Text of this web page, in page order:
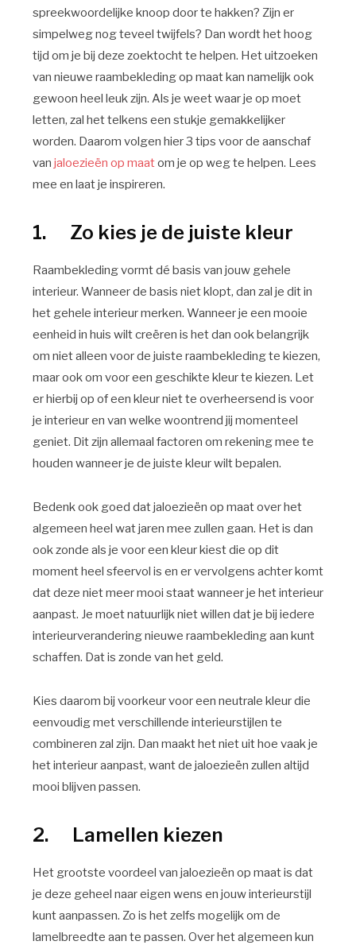
spreekwoordelijke knoop door te hakken? Zijn er
simpelweg nog teveel twijfels? Dan wordt het hoog
tijd om je bij deze zoektocht te helpen. Het uitzoeken
van nieuwe raambekleding op maat kan namelijk ook
gewoon heel leuk zijn. Als je weet waar je op moet
letten, zal het telkens een stukje gemakkelijker
worden. Daarom volgen hier 3 tips voor de aanschaf
van jaloezieën op maatom je op weg te helpen. Lees
mee en laat je inspireren.
1. Zo kies je de juiste kleur
Raambekleding vormt dé basis van jouw gehele
interieur. Wanneer de basis niet klopt, dan zal je dit in
het gehele interieur merken. Wanneer je een mooie
eenheid in huis wilt creëren is het dan ook belangrijk
om niet alleen voor de juiste raambekleding te kiezen,
maar ook om voor een geschikte kleur te kiezen. Let
er hierbij op of een kleur niet te overheersend is voor
je interieur en van welke woontrend jij momenteel
geniet. Dit zijn allemaal factoren om rekening mee te
houden wanneer je de juiste kleur wilt bepalen.
Bedenk ook goed dat jaloezieën op maat over het
algemeen heel wat jaren mee zullen gaan. Het is dan
ook zonde als je voor een kleur kiest die op dit
moment heel sfeervol is en er vervolgens achter komt
dat deze niet meer mooi staat wanneer je het interieur
aanpast. Je moet natuurlijk niet willen dat je bij iedere
interieurverandering nieuwe raambekleding aan kunt
schaffen. Dat is zonde van het geld.
Kies daarom bij voorkeur voor een neutrale kleur die
eenvoudig met verschillende interieurstijlen te
combineren zal zijn. Dan maakt het niet uit hoe vaak je
het interieur aanpast, want de jaloezieën zullen altijd
mooi blijven passen.
2. Lamellen kiezen
Het grootste voordeel van jaloezieën op maat is dat
je deze geheel naar eigen wens en jouw interieurstijl
kunt aanpassen. Zo is het zelfs mogelijk om de
lamelbreedte aan te passen. Over het algemeen kun